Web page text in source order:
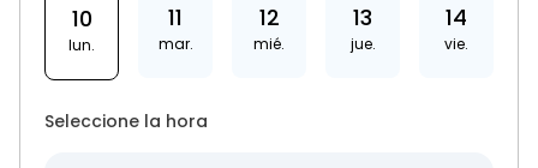
10
lun.
11
mar.
12
mié.
13
jue.
14
vie.
Seleccione la hora